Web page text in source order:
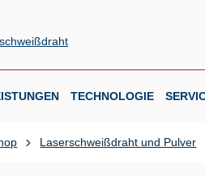
TECHNOLOGIE
Laserschweißdraht und Pulver